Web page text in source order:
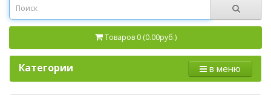
Товаров 0 (0.00руб.)
Категории в меню